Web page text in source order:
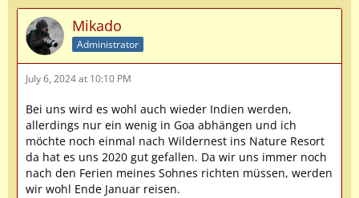
Mikado
Administrator
July 6, 2024 at 10:10 PM
Bei uns wird es wohl auch wieder Indien werden,
allerdings nur ein wenig in Goa abhängen und ich
möchte noch einmal nach Wildernest ins Nature Resort
da hat es uns 2020 gut gefallen. Da wir uns immer noch
nach den Ferien meines Sohnes richten müssen, werden
wir wohl Ende Januar reisen.